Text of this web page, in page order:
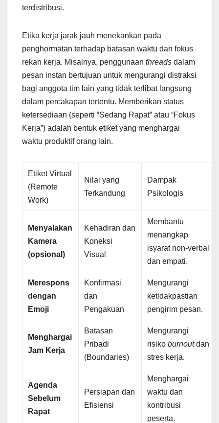
terdistribusi.
Etika kerja jarak jauh menekankan pada
penghormatan terhadap batasan waktu dan fokus
rekan kerja. Misalnya, penggunaan threads dalam
pesan instan bertujuan untuk mengurangi distraksi
bagi anggota tim lain yang tidak terlibat langsung
dalam percakapan tertentu. Memberikan status
ketersediaan (seperti “Sedang Rapat” atau “Fokus
Kerja”) adalah bentuk etiket yang menghargai
waktu produktif orang lain.
Etiket Virtual
(Remote
Work)
Nilai yang
Terkandung
Dampak
Psikologis
Menyalakan
Kamera
(opsional)
Kehadiran dan
Koneksi
Visual
Membantu
menangkap
isyarat non-verbal
dan empati.
Merespons
dengan
Emoji
Konfirmasi
dan
Pengakuan
Mengurangi
ketidakpastian
pengirim pesan.
Menghargai
Jam Kerja
Batasan
Pribadi
(Boundaries)
Mengurangi
risikoburnoutdan
stres kerja.
Agenda
Sebelum
Rapat
Persiapan dan
Efisiensi
Menghargai
waktu dan
kontribusi
peserta.